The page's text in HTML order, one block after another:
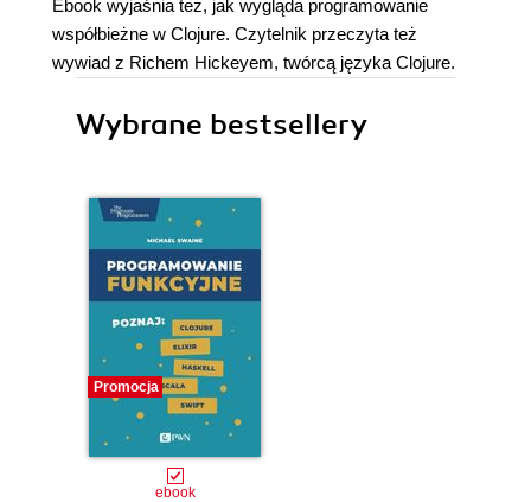
Ebook wyjaśnia też, jak wygląda programowanie
współbieżne w Clojure. Czytelnik przeczyta też
wywiad z Richem Hickeyem, twórcą języka Clojure.
Wybrane bestsellery
Promocja
ebook